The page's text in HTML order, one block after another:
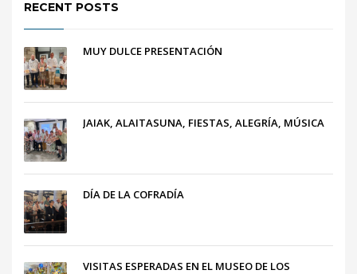
RECENT POSTS
MUY DULCE PRESENTACIÓN
JAIAK, ALAITASUNA, FIESTAS, ALEGRÍA, MÚSICA
DÍA DE LA COFRADÍA
VISITAS ESPERADAS EN EL MUSEO DE LOS